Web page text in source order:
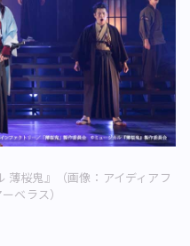
薄桜鬼』（画像：アイディアフ
ベラス）